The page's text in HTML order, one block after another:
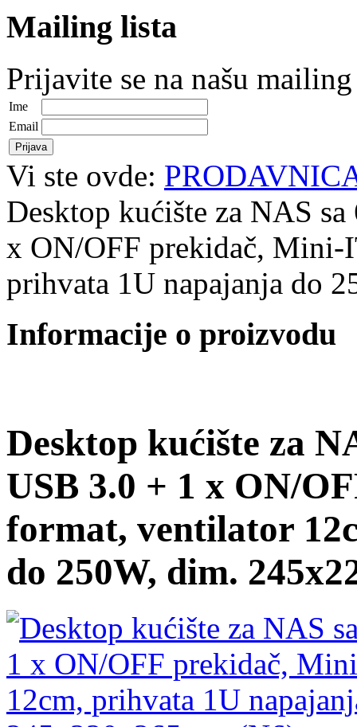
Mailing lista
Prijavite se na našu
Ime
Email
Vi ste ovde:
Desktop kućište za NAS
x ON/OFF prekidač,
prihvata 1U napajanja do
Informacije o proizvodu
Desktop kućište za
USB 3.0 + 1 x ON/
format, ventilator
do 250W, dim.